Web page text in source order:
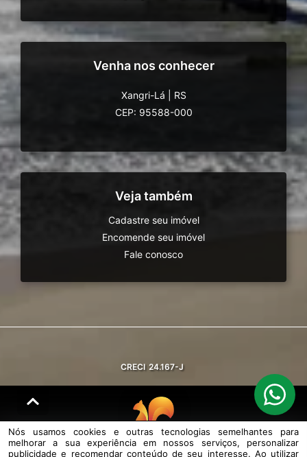
Venha nos conhecer
Xangri-Lá
RS
CEP: 95588-000
Veja também
Cadastre seu imóvel
Encomende seu imóvel
Fale conosco
CRECI 24.167-J
© DESENVOLVIDO PELAAGIL.NET
Nós usamos cookies e outras tecnologias semelhantes para
melhorar a sua experiência em nossos serviços, personalizar
publicidade e recomendar conteúdo de seu interesse. Ao utilizar